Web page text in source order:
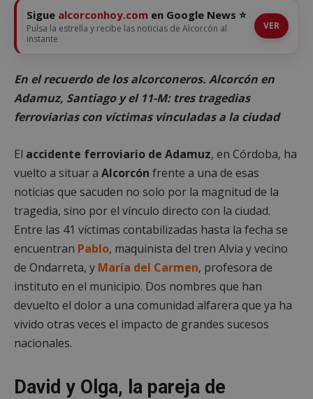
Sigue alcorconhoy.com en Google News ⭐
Pulsa la estrella y recibe las noticias de Alcorcón al
instante
VER
En el recuerdo de los alcorconeros. Alcorcón en
Adamuz, Santiago y el 11-M: tres tragedias
ferroviarias con víctimas vinculadas a la ciudad
El accidente ferroviario de Adamuz, en Córdoba, ha
vuelto a situar a Alcorcón frente a una de esas
noticias que sacuden no solo por la magnitud de la
tragedia, sino por el vínculo directo con la ciudad.
Entre las 41 víctimas contabilizadas hasta la fecha se
encuentran Pablo, maquinista del tren Alvia y vecino
de Ondarreta, y María del Carmen, profesora de
instituto en el municipio. Dos nombres que han
devuelto el dolor a una comunidad alfarera que ya ha
vivido otras veces el impacto de grandes sucesos
nacionales.
David y Olga, la pareja de